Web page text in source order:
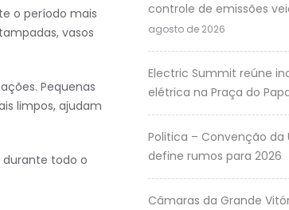
o período mais
vasos
Pequenas
limpos, ajudam
durante todo o
controle de emissões
agosto de 2026
Electric Summit reúne
elétrica na Praça do
Politica – Convenção da
define rumos para 2026
Câmaras da Grande